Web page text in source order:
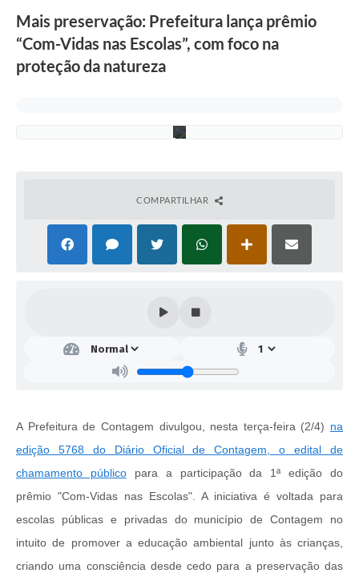
Mais preservação: Prefeitura lança prêmio
“Com-Vidas nas Escolas”, com foco na
proteção da natureza
R
a
m
o
COMPARTILHAR
A Prefeitura de Contagem divulgou, nesta terça-feira (2/4) na
edição 5768 do Diário Oficial de Contagem, o edital de
chamamento públicopara a participação da 1ª edição do
prêmio "Com-Vidas nas Escolas". A iniciativa é voltada para
escolas públicas e privadas do município de Contagem no
intuito de promover a educação ambiental junto às crianças,
criando uma consciência desde cedo para a preservação das